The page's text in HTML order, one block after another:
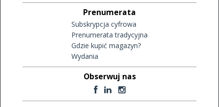
Prenumerata
Subskrypcja cyfrowa
Prenumerata tradycyjna
Gdzie kupić magazyn?
Wydania
Obserwuj nas